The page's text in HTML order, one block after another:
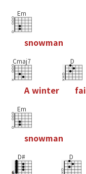
Em
snowman
Cmaj7
A winter
D
fai
Em
snowman
D# D